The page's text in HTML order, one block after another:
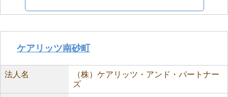
ケアリッツ南砂町
法人名
（株）ケアリッツ・アンド・パートナー
ズ